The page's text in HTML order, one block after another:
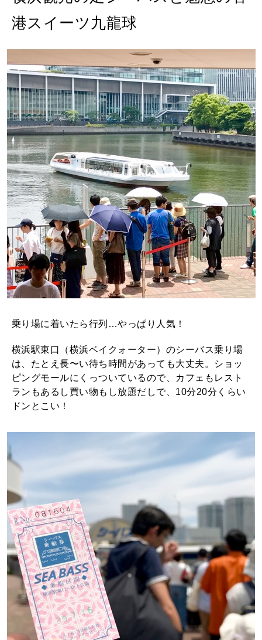
2026年7月号「鎌倉 ローカルが 教えてくれた 本当の歩き方。」
2026年5月号「“大好き”に出会いに。韓国」
2026年4月号「未来をつくる、学びの教科書。」
2026年3月号「スイーツ予想図 2026」
2026年2月号「良運を掴む 新・開運術。」
2026年1月号「猫がいれば、幸せ」
2025年12月号「お酒の新常識。」
MAGAZINE
FOLLOW US!
港スイーツ九龍球
乗り場に着いたら行列…やっぱり人気！
横浜駅東口（横浜ベイクォーター）のシーバス乗り場
は、たとえ長〜い待ち時間があっても大丈夫。ショッ
ピングモールにくっついているので、カフェもレスト
ランもあるし買い物もし放題だしで、10分20分くらい
ドンとこい！